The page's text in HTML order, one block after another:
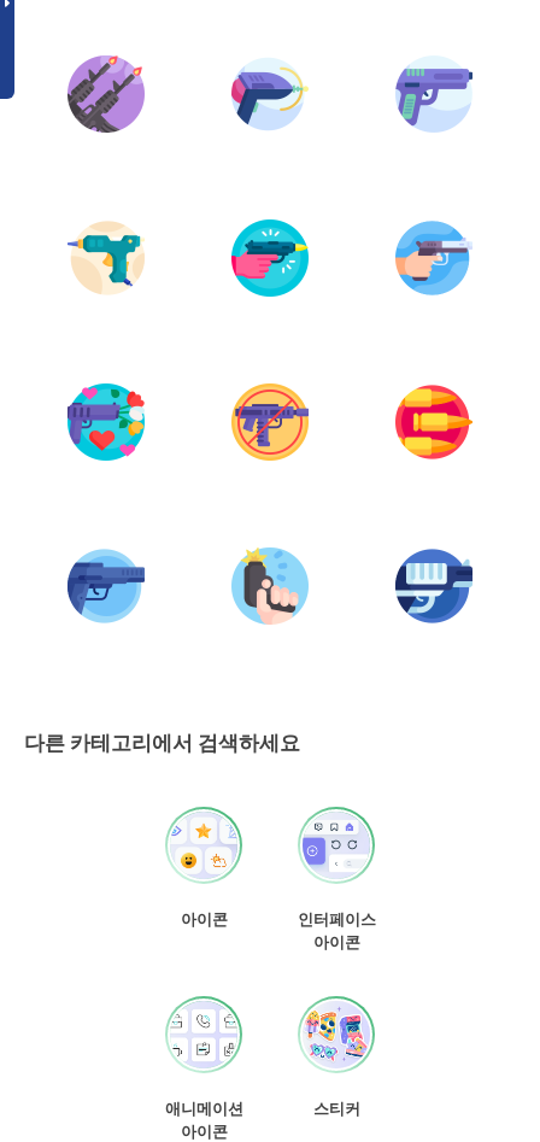
다른 카테고리에서 검색하세요
아이콘
인터페이스
아이콘
애니메이션
아이콘
스티커